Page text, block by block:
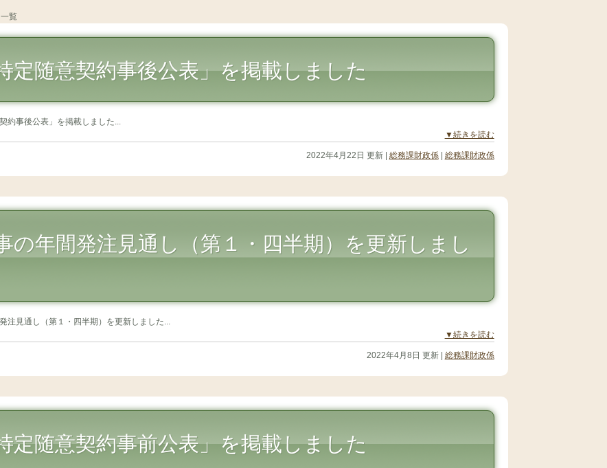
覧
定随意契約事後公表」を掲載しました
契約事後公表」を掲載しました...
▼続きを読む
2022年4月22日 更新 | 総務課財政係| 総務課財政係
の年間発注見通し（第１・四半期）を更新しまし
注見通し（第１・四半期）を更新しました...
▼続きを読む
2022年4月8日 更新 | 総務課財政係
定随意契約事前公表」を掲載しました